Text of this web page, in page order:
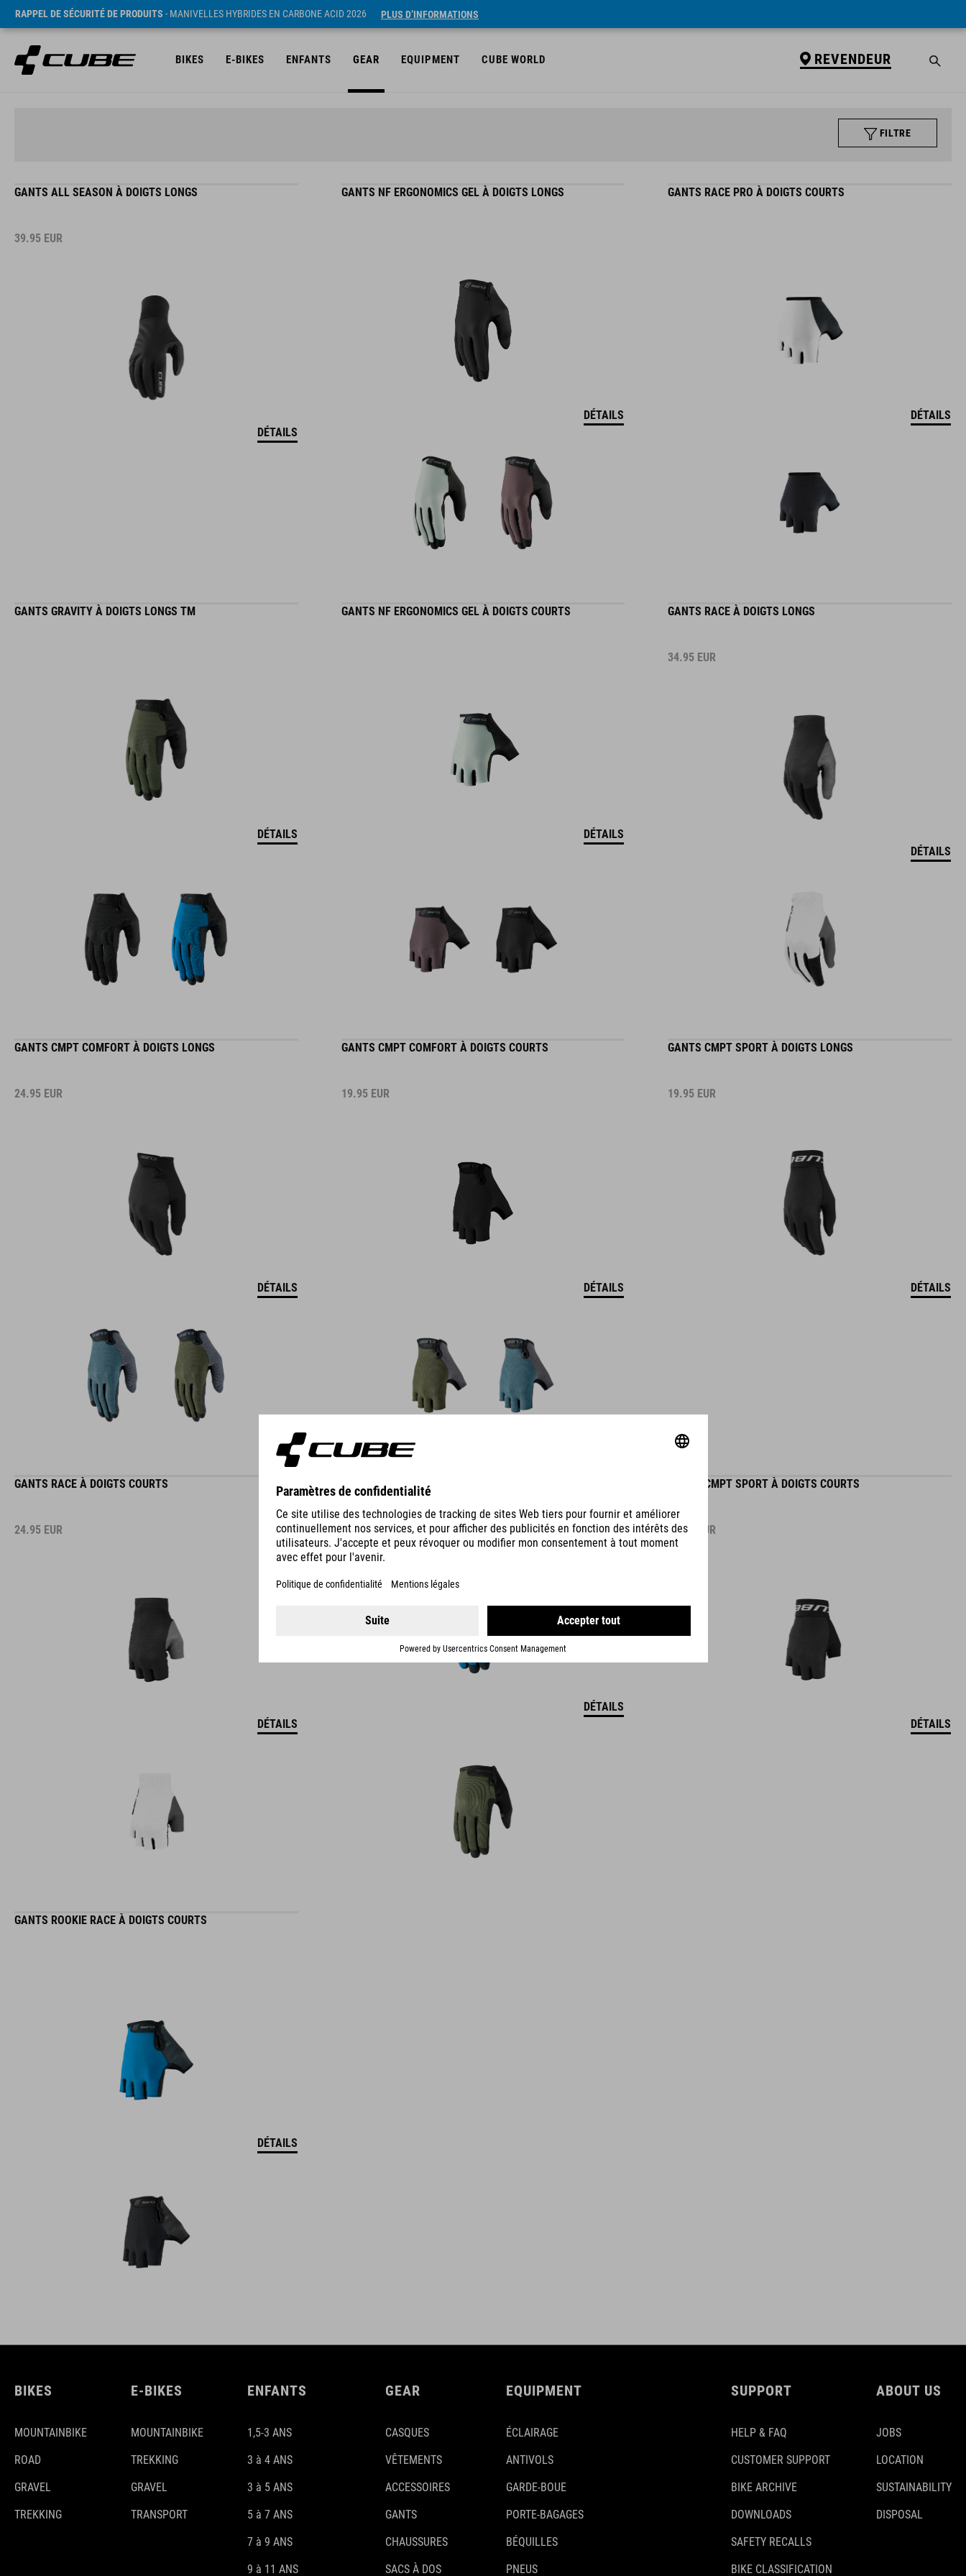
RAPPEL DE SÉCURITÉ DE PRODUITS - MANIVELLES HYBRIDES EN CARBONE ACID 2026 PLUS D’INFORMATIONS
BIKES E-BIKES ENFANTS GEAR EQUIPMENT CUBE WORLD REVENDEUR
FILTRE
GANTS ALL SEASON À DOIGTS LONGS
39.95 EUR
DÉTAILS
GANTS NF ERGONOMICS GEL À DOIGTS LONGS
DÉTAILS
GANTS RACE PRO À DOIGTS COURTS
DÉTAILS
GANTS GRAVITY À DOIGTS LONGS TM
DÉTAILS
GANTS NF ERGONOMICS GEL À DOIGTS COURTS
DÉTAILS
GANTS RACE À DOIGTS LONGS
34.95 EUR
DÉTAILS
GANTS CMPT COMFORT À DOIGTS LONGS
24.95 EUR
DÉTAILS
GANTS CMPT COMFORT À DOIGTS COURTS
19.95 EUR
DÉTAILS
GANTS CMPT SPORT À DOIGTS LONGS
19.95 EUR
DÉTAILS
GANTS RACE À DOIGTS COURTS
24.95 EUR
DÉTAILS
GANTS ROOKIE GRAVITY À DOIGTS LONGS X ACTIONTEAM
DÉTAILS
GANTS CMPT SPORT À DOIGTS COURTS
14.95 EUR
DÉTAILS
GANTS ROOKIE RACE À DOIGTS COURTS
DÉTAILS
BIKES
MOUNTAINBIKE
ROAD
GRAVEL
TREKKING
E-BIKES
MOUNTAINBIKE
TREKKING
GRAVEL
TRANSPORT
ENFANTS
1,5-3 ANS
3 à 4 ANS
3 à 5 ANS
5 à 7 ANS
7 à 9 ANS
9 à 11 ANS
GEAR
CASQUES
VÊTEMENTS
ACCESSOIRES
GANTS
CHAUSSURES
SACS À DOS
EQUIPMENT
ÉCLAIRAGE
ANTIVOLS
GARDE-BOUE
PORTE-BAGAGES
BÉQUILLES
PNEUS
SUPPORT
HELP & FAQ
CUSTOMER SUPPORT
BIKE ARCHIVE
DOWNLOADS
SAFETY RECALLS
BIKE CLASSIFICATION
ABOUT US
JOBS
LOCATION
SUSTAINABILITY
DISPOSAL